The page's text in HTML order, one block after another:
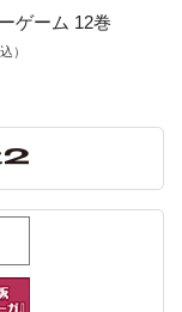
ゲーム 12巻
）